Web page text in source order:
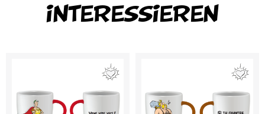
INTERESSIEREN